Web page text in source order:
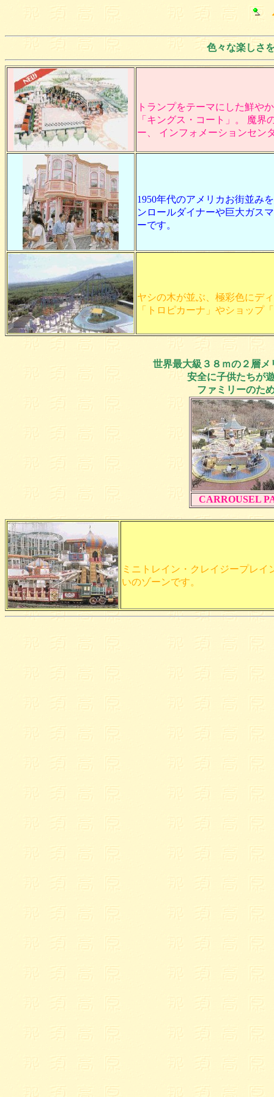
色々な楽しさ
トランプをテーマにした鮮や
「キングス・コート」。 魔
ー、 インフォメーションセン
1950年代のアメリカお街並み
ンロールダイナーや巨大ガス
ーです。
ヤシの木が並ぶ、極彩色にデ
「トロピカーナ」やショップ
世界最大級３８ｍの２層
安全に子供たちが
ファミリーのた
CARROUSEL
ミニトレイン・クレイジープレ
いのゾーンです。